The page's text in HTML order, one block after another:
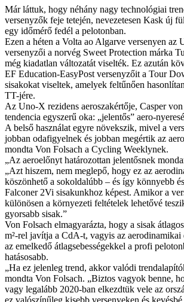
Már láttuk, hogy néhány nagy technológiai
versenyzők feje tetején, nevezetesen Kask új
egy időmérő fedél a pelotonban.
Ezen a héten a Volta ao Algarve versenyen
versenyzői a norvég Sweet Protection márka
még kiadatlan változatát viselték. Ez azután
EF Education-EasyPost versenyzőit a Tour
sisakokat viseltek, amelyek feltűnően
TT-jére.
Az Uno-X rezidens aeroszakértője, Casper
tendencia egyszerű oka: „jelentős” aero-
A belső használat egyre növekszik, mivel a
jobban odafigyelnek és jobban megértik az
mondta Von Folsach a Cycling Weeklynek.
„Az aeroelőnyt határozottan jelentősnek
„Azt hiszem, nem meglepő, hogy ez az
köszönhető a sokoldalúbb – és így könnyebb
Falconer 2Vi sisakunkhoz képest. Amikor a
különösen a környezeti feltételek lehetővé
gyorsabb sisak.”
Von Folsach elmagyarázta, hogy a sisak
m²-rel javítja a CdA-t, vagyis az
az emelkedő átlagsebességekkel a profi
hatásosabb.
„Ha ez jelenleg trend, akkor valódi
mondta Von Folsach. „Biztos vagyok benne,
vagy legalább 2020-ban elkezdtük vele az
ez valószínűleg kisebb versenyeken és